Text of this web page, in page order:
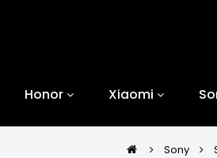
Honor Xiaomi
Sony